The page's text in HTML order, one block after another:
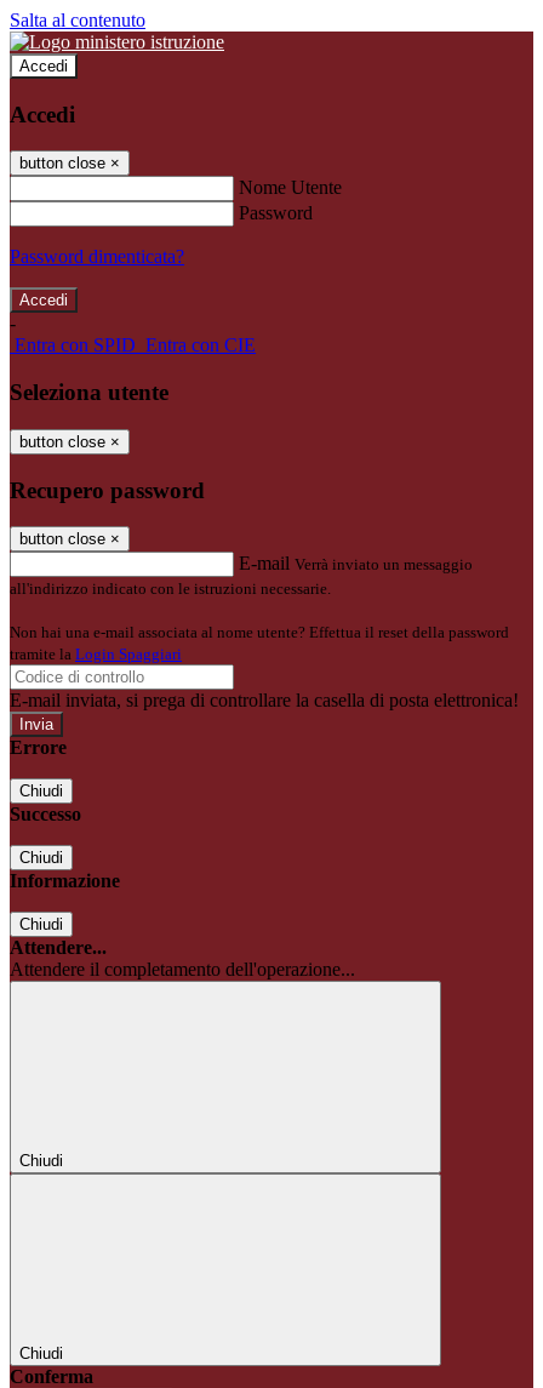
Salta al contenuto
Accedi
Accedi
button close ×
Nome Utente
Password
Password dimenticata?
-
Entra con SPID Entra con CIE
Seleziona utente
button close ×
Recupero password
button close ×
E-mail Verrà inviato un messaggio
all'indirizzo indicato con le istruzioni necessarie.
Non hai una e-mail associata al nome utente? Effettua il reset della password
tramite la Login Spaggiari
E-mail inviata, si prega di controllare la casella di posta elettronica!
Errore
Chiudi
Successo
Chiudi
Informazione
Chiudi
Attendere...
Attendere il completamento dell'operazione...
Chiudi
Chiudi
Conferma